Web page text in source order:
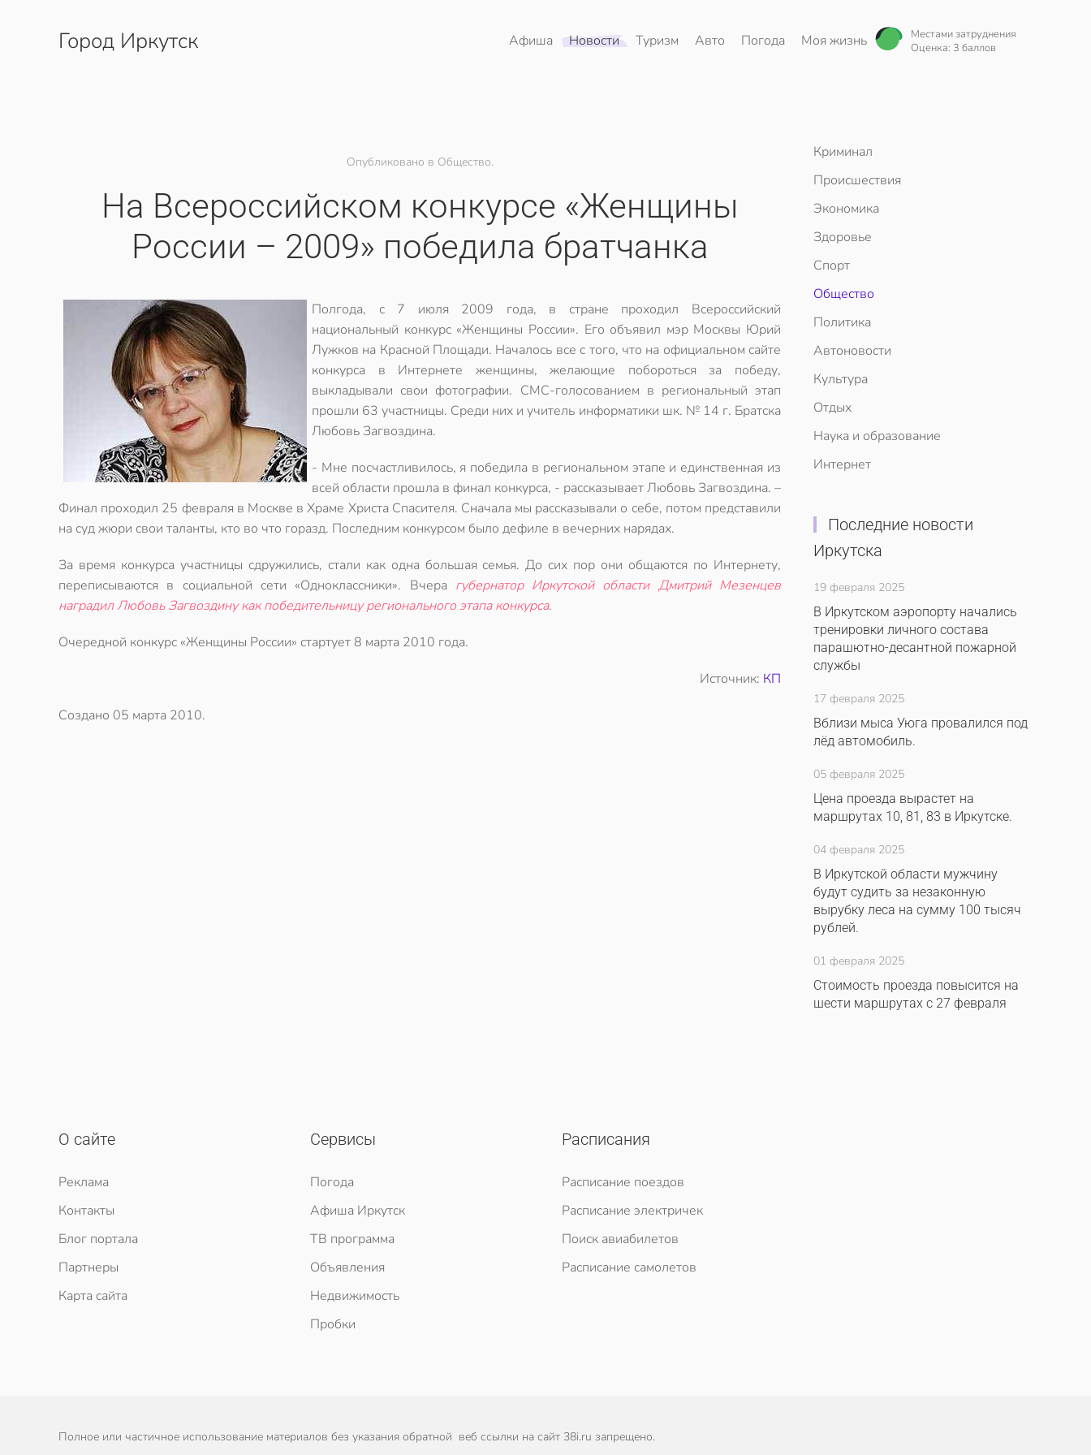
Перейти к содержимому
Город Иркутск Афиша Новости Туризм Авто Погода Моя жизнь
Местами затруднения
Оценка: 3 баллов
Опубликовано в Общество.
На Всероссийском конкурсе «Женщины
России – 2009» победила братчанка
Полгода, с 7 июля 2009 года, в стране проходил Всероссийский
национальный конкурс «Женщины России». Его объявил мэр Москвы Юрий
Лужков на Красной Площади. Началось все с того, что на официальном сайте
конкурса в Интернете женщины, желающие побороться за победу,
выкладывали свои фотографии. СМС-голосованием в региональный этап
прошли 63 участницы. Среди них и учитель информатики шк. № 14 г. Братска
Любовь Загвоздина.
- Мне посчастливилось, я победила в региональном этапе и единственная из
всей области прошла в финал конкурса, - рассказывает Любовь Загвоздина. –
Финал проходил 25 февраля в Москве в Храме Христа Спасителя. Сначала мы рассказывали о себе, потом представили
на суд жюри свои таланты, кто во что горазд. Последним конкурсом было дефиле в вечерних нарядах.
За время конкурса участницы сдружились, стали как одна большая семья. До сих пор они общаются по Интернету,
переписываются в социальной сети «Одноклассники». Вчера губернатор Иркутской области Дмитрий Мезенцев
наградил Любовь Загвоздину как победительницу регионального этапа конкурса.
Очередной конкурс «Женщины России» стартует 8 марта 2010 года.
Источник: КП
Создано 05 марта 2010.
Криминал
Происшествия
Экономика
Здоровье
Спорт
Общество
Политика
Автоновости
Культура
Отдых
Наука и образование
Интернет
Последние новости
Иркутска
19 февраля 2025
В Иркутском аэропорту начались
тренировки личного состава
парашютно-десантной пожарной
службы
17 февраля 2025
Вблизи мыса Уюга провалился под
лёд автомобиль.
05 февраля 2025
Цена проезда вырастет на
маршрутах 10, 81, 83 в Иркутске.
04 февраля 2025
В Иркутской области мужчину
будут судить за незаконную
вырубку леса на сумму 100 тысяч
рублей.
01 февраля 2025
Стоимость проезда повысится на
шести маршрутах с 27 февраля
О сайте
Реклама
Контакты
Блог портала
Партнеры
Карта сайта
Сервисы
Погода
Афиша Иркутск
ТВ программа
Объявления
Недвижимость
Пробки
Расписания
Расписание поездов
Расписание электричек
Поиск авиабилетов
Расписание самолетов
Полное или частичное использование материалов без указания обратной веб ссылки на сайт 38i.ru запрещено.